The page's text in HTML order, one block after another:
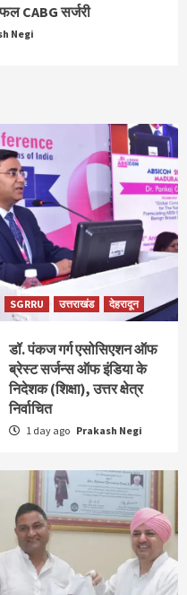
CABG सर्जरी
Negi
SGRRU उत्तराखंड देहरादून
डॉ. पंकज गर्ग एसोसिएशन ऑफ
ब्रेस्ट सर्जन्स ऑफ इंडिया के
निदेशक (शिक्षा), उत्तर क्षेत्र
निर्वाचित
1 day ago Prakash Negi